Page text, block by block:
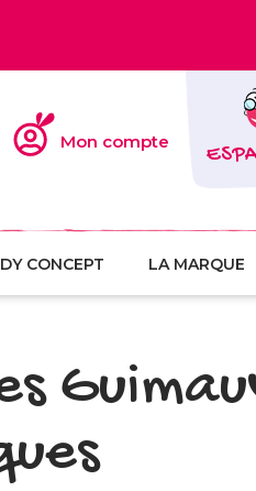
Mon compte
CONCEPT LA MARQUE